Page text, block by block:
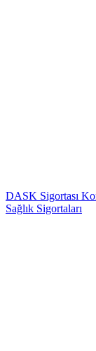
DASK Sigortası
Sağlık Sigortaları